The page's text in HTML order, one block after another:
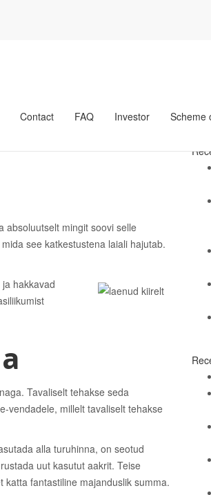
Contact FAQ Investor Scheme
absoluutselt mingit soovi selle
see katkestustena laiali hajutab.
hakkavad
Tavaliselt tehakse seda
vendadele, millelt tavaliselt tehakse
alla turuhinna, on seotud
uut kasutut aakrit. Teise
fantastiline majanduslik summa.